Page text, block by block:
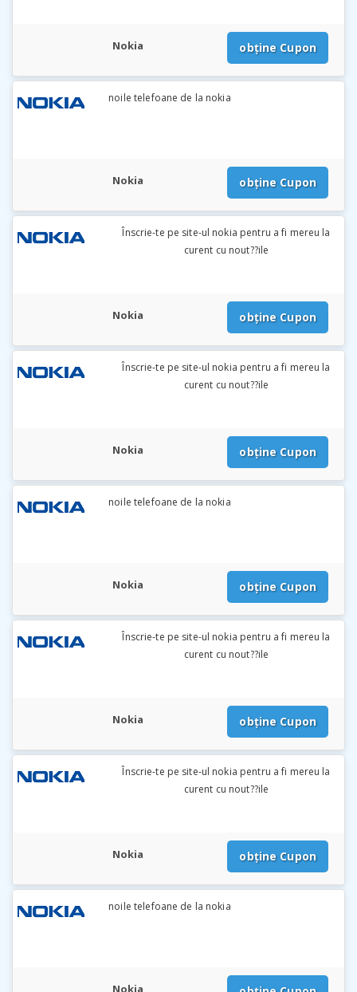
Nokia obține Cupon
noile telefoane de la nokia
Nokia obține Cupon
Înscrie-te pe site-ul nokia pentru a fi mereu la
curent cu nout??ile
Nokia obține Cupon
Înscrie-te pe site-ul nokia pentru a fi mereu la
curent cu nout??ile
Nokia obține Cupon
noile telefoane de la nokia
Nokia obține Cupon
Înscrie-te pe site-ul nokia pentru a fi mereu la
curent cu nout??ile
Nokia obține Cupon
Înscrie-te pe site-ul nokia pentru a fi mereu la
curent cu nout??ile
Nokia obține Cupon
noile telefoane de la nokia
Nokia